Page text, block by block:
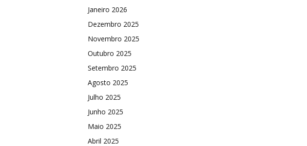
Janeiro 2026
Dezembro 2025
Novembro 2025
Outubro 2025
Setembro 2025
Agosto 2025
Julho 2025
Junho 2025
Maio 2025
Abril 2025